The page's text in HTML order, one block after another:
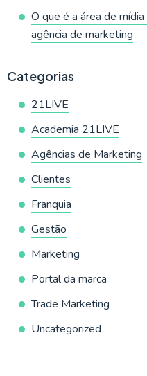
O que é a área de
agência de marketing
Categorias
21LIVE
Academia 21LIVE
Agências de Marketing
Clientes
Franquia
Gestão
Marketing
Portal da marca
Trade Marketing
Uncategorized